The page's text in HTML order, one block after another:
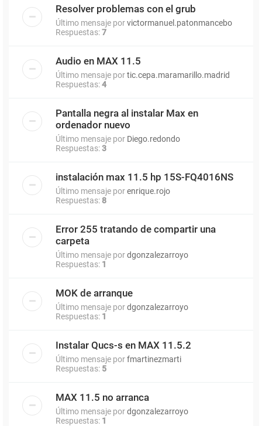
Resolver problemas con el grub
Último mensaje porvictormanuel.patonmancebo
Respuestas:7
Audio en MAX 11.5
Último mensaje portic.cepa.maramarillo.madrid
Respuestas:4
Pantalla negra al instalar Max en
ordenador nuevo
Último mensaje por Diego.redondo
Respuestas:3
instalación max 11.5 hp 15S-FQ4016NS
Último mensaje porenrique.rojo
Respuestas: 8
Error 255 tratando de compartir una
carpeta
Último mensaje pordgonzalezarroyo
Respuestas: 1
MOK de arranque
Último mensaje pordgonzalezarroyo
Respuestas: 1
Instalar Qucs-s en MAX 11.5.2
Último mensaje porfmartinezmarti
Respuestas: 5
MAX 11.5 no arranca
Último mensaje pordgonzalezarroyo
Respuestas: 1